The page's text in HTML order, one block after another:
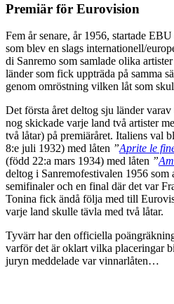
Premiär för Eurovision
Fem år senare, år 1956, startade
som blev en slags internationell/
di Sanremo som samlade olika
länder som fick uppträda på samma
genom omröstning vilken låt som
Det första året deltog sju länder
nog skickade varje land två artister
två låtar) på premiäråret. Italiens val
8:e juli 1932) med låten ”Aprite le
(född 22:a mars 1934) med låten ”
deltog i Sanremofestivalen 1956 som
semifinaler och en final där det var
Tonina fick ändå följa med till
varje land skulle tävla med två låtar.
Tyvärr har den officiella
varför det är oklart vilka placeringar
juryn meddelade var vinnarlåten…